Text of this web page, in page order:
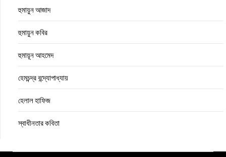
হুমায়ুন আজাদ
হুমায়ুন কবির
হুমায়ূন আহমেদ
হেমচন্দ্র বন্দ্যোপাধ্যায়
হেলাল হাফিজ
স্বাধীনতার কবিতা